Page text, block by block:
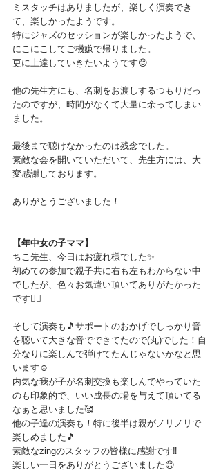
ミスタッチはありましたが、楽しく演奏でき
て、楽しかったようです。
特にジャズのセッションが楽しかったようで、
にこにこしてご機嫌で帰りました。
更に上達していきたいようです😊
他の先生方にも、名刺をお渡しするつもりだっ
たのですが、時間がなくて大量に余ってしまい
ました。
最後まで聴けなかったのは残念でした。
素敵な会を開いていただいて、先生方には、大
変感謝しております。
ありがとうございました！
【年中女の子ママ】
ちこ先生、今日はお疲れ様でした✨
初めての参加で親子共に右も左もわからない中
でしたが、色々お気遣い頂いてありがたかった
です🙇‍♀️
そして演奏も🎵サポートのおかげでしっかり音
を聴いて大きな音でできてたので(丸)でした！自
分なりに楽しんで弾けてたんじゃないかなと思
います☺️
内気な我が子が名刺交換も楽しんでやっていた
のも印象的で、いい成長の場を与えて頂いてる
なぁと思いました🥰
他の子達の演奏も！特に後半は親がノリノリで
楽しめました🎵
素敵なzingのスタッフの皆様に感謝です‼️
楽しい一日をありがとうございました😊